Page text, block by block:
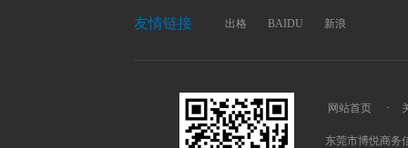
友情链接 出格 BAIDU 新浪
网站首页 ·
东莞市博悦商务